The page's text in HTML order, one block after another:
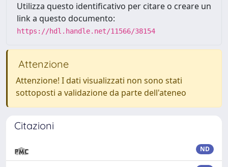
Utilizza questo identificativo per citare o creare un
link a questo documento:
https://hdl.handle.net/11566/38154
Attenzione
Attenzione! I dati visualizzati non sono stati
sottoposti a validazione da parte dell'ateneo
Citazioni
ND